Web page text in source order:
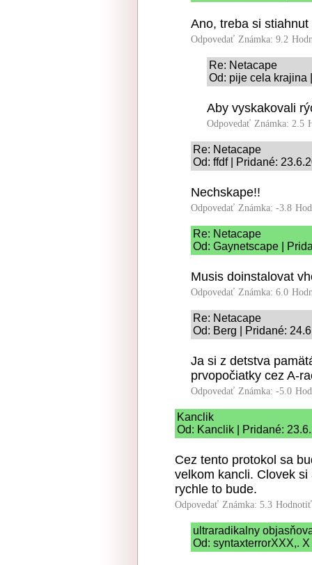
Ano, treba si
Odpovedať Známka: 9.2
Re: Netacape
Od: pije cela krajina
Aby vyskakovali
Odpovedať Známka: 2.5
Re: Netacape
Od: ffdf | Pridané:
Nechskape!!
Odpovedať Známka: -3.8
Re: Netacape
Od: Gaynetscape |
Musis doinstalovat
Odpovedať Známka: 6.0
Re: Netacape
Od: Berg | Pridané:
Ja si z detstva
prvopočiatky cez A-
Odpovedať Známka: -5.0
Kanclik
Od: Kanclik | Pridané:
Cez tento protokol sa
velkom kancli. Clovek
rychle to bude.
Odpovedať Známka: 5.3
ultraradikalny
Od: syntaxterrorXXX,.